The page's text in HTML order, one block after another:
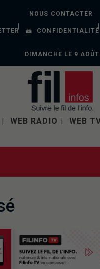
NOUS CONTACTER
CONFIDENTIALITÉ
DIMANCHE LE 9
WEB RADIO WEB